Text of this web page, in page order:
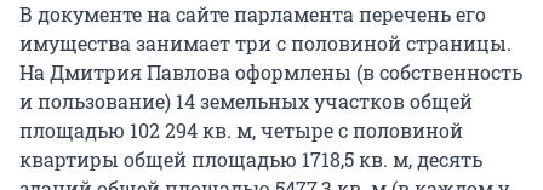
В документе на сайте парламента перечень его
имущества занимает три с половиной страницы.
На Дмитрия Павлова оформлены (в собственность
и пользование) 14 земельных участков общей
площадью 102 294 кв. м, четыре с половиной
квартиры общей площадью 1718,5 кв. м, десять